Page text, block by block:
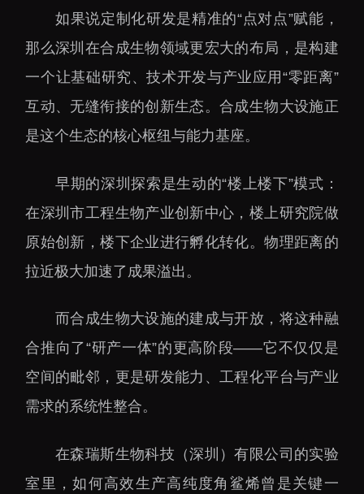
如果说定制化研发是精准的“点对点”赋能，
那么深圳在合成生物领域更宏大的布局，是构建
一个让基础研究、技术开发与产业应用“零距离”
互动、无缝衔接的创新生态。合成生物大设施正
是这个生态的核心枢纽与能力基座。
早期的深圳探索是生动的“楼上楼下”模式：
在深圳市工程生物产业创新中心，楼上研究院做
原始创新，楼下企业进行孵化转化。物理距离的
拉近极大加速了成果溢出。
而合成生物大设施的建成与开放，将这种融
合推向了“研产一体”的更高阶段——它不仅仅是
空间的毗邻，更是研发能力、工程化平台与产业
需求的系统性整合。
在森瑞斯生物科技（深圳）有限公司的实验
室里，如何高效生产高纯度角鲨烯曾是关键一